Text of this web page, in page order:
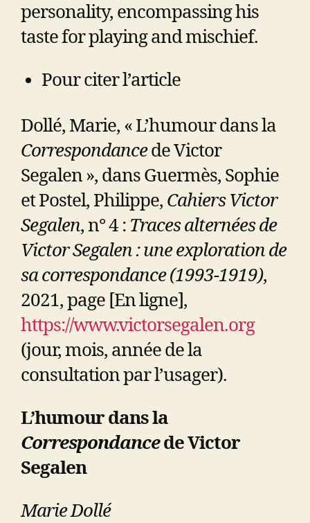
personality, encompassing his
taste for playing and mischief.
Pour citer l’article
Dollé, Marie, « L’humour dans la
Correspondancede Victor
Segalen », dans Guermès, Sophie
et Postel, Philippe, Cahiers Victor
Segalen, n° 4 : Traces alternées de
Victor Segalen : une exploration de
sa correspondance (1993-1919),
2021, page [En ligne],
https://www.victorsegalen.org
(jour, mois, année de la
consultation par l’usager).
L’humour dans la
Correspondancede Victor
Segalen
Marie Dollé